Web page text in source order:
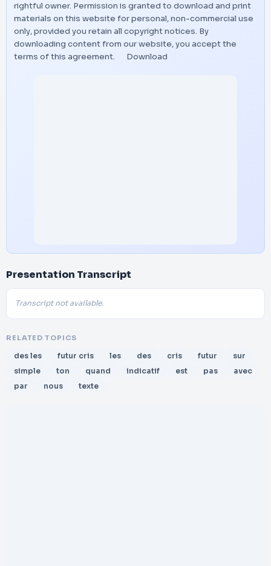
rightful owner. Permission is granted to download and print
materials on this website for personal, non-commercial use
only, provided you retain all copyright notices. By
downloading content from our website, you accept the
terms of this agreement.
Download
Presentation Transcript
Transcript not available.
RELATED TOPICS
des les futur cris les des cris futur
sur
simple
ton quand indicatif est pas
avec
par
nous texte